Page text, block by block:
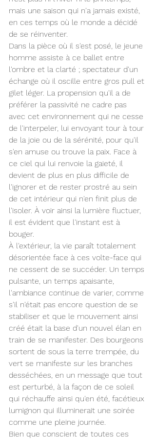
mais une saison qui n'a jamais existé,
en ces temps où le monde a décidé
de se réinventer.
Dans la pièce où il s'est posé, le jeune
homme assiste à ce ballet entre
l'ombre et la clarté ; spectateur d'un
échange où il oscille entre gros pull et
gilet léger. La propension qu'il a de
préférer la passivité ne cadre pas
avec cet environnement qui ne cesse
de l'interpeler, lui envoyant tour à tour
de la joie ou de la sérénité, pour qu'il
s'en amuse ou trouve la paix. Face à
ce ciel qui lui renvoie la gaieté, il
devient de plus en plus difficile de
l'ignorer et de rester prostré au sein
de cet intérieur qui n'en finit plus de
l'isoler. À voir ainsi la lumière fluctuer,
il est évident que l'instant est à
bouger.
À l'extérieur, la vie paraît totalement
désorientée face à ces volte-face qui
ne cessent de se succéder. Un temps
pulsante, un temps apaisante,
l'ambiance continue de varier, comme
s'il n'était pas encore question de se
stabiliser et que le mouvement ainsi
créé était la base d'un nouvel élan en
train de se manifester. Des bourgeons
sortent de sous la terre trempée, du
vert se manifeste sur les branches
desséchées, en un message que tout
est perturbé, à la façon de ce soleil
qui réchauffe ainsi qu'en été, facétieux
lumignon qui illuminerait une soirée
comme une pleine journée.
Bien que conscient de toutes ces